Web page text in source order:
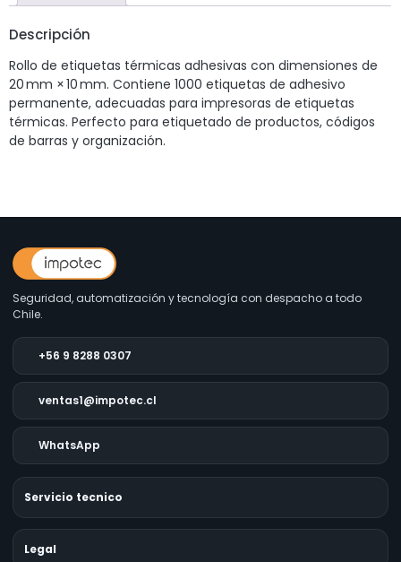
Descripción
Rollo de etiquetas térmicas adhesivas con dimensiones de
20 mm × 10 mm. Contiene 1000 etiquetas de adhesivo
permanente, adecuadas para impresoras de etiquetas
térmicas. Perfecto para etiquetado de productos, códigos
de barras y organización.
Seguridad, automatización y tecnología con despacho a todo
Chile.
+56 9 8288 0307
ventas1@impotec.cl
WhatsApp
Servicio tecnico
Legal